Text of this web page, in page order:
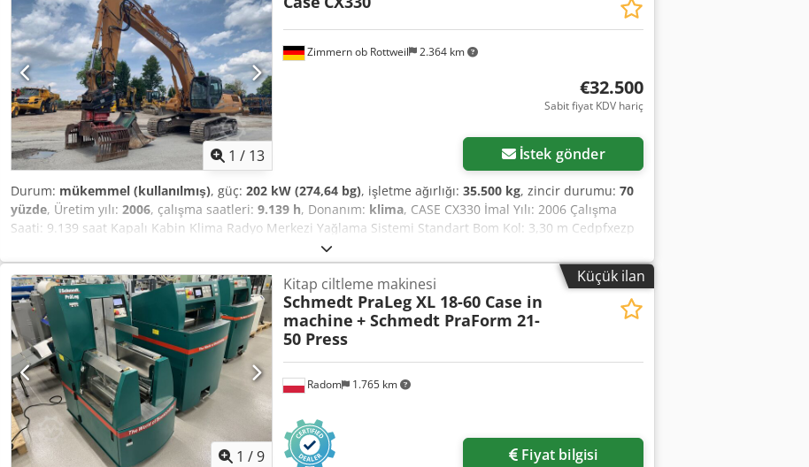
1 / 13
Zimmern ob Rottweil 2.364 km
€32.500
Sabit fiyat KDV hariç
İstek gönder
Durum: mükemmel (kullanılmış), güç: 202 kW (274,64 bg), işletme ağırlığı: 35.500 kg, zincir durumu: 70
yüzde, Üretim yılı: 2006, çalışma saatleri: 9.139 h, Donanım: klima, CASE CX330 İmal Yılı: 2006 Çalışma
Saati: 9.139 saat Kapalı Kabin Klima Radyo Merkezi Yağlama Sistemi Standart Bom Kol: 3,30 m Cedpfxezp
Rm Rj Ahyerf Tam Boru Hattı (Çekiç, Kepçe, Makas için) Hızlı Değiştirici OQ80 1 adet Kepçe – 800 mm
genişliğinde 1 adet Kepçe – çalışıyor, ancak onarıma ihtiyaç duyuyor Paletler yaklaşık %70 oranında
sağlam Zemin plakaları 600 mm genişliğinde 202 kW gücünde Isuzu motor CE sertifikası Taşıma Boyutları:
10,8 x 3 x 3,40 m Çalışma Ağırlığı: 35,5 ton.
Küçük ilan
1 /9
Radom 1.765 km
Kitap ciltleme makinesi
Schmedt PraLeg XL 18-60 Case in
machine + Schmedt PraForm 21-
50 Press
Fiyat bilgisi